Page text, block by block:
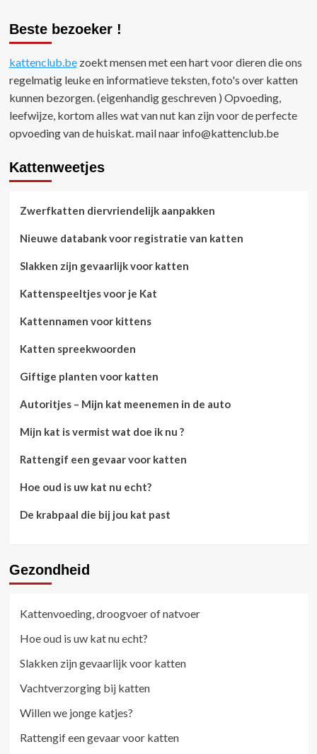
Beste bezoeker !
kattenclub.bezoekt mensen met een hart voor dieren die ons
regelmatig leuke en informatieve teksten, foto's over katten
kunnen bezorgen. (eigenhandig geschreven ) Opvoeding,
leefwijze, kortom alles wat van nut kan zijn voor de perfecte
opvoeding van de huiskat. mail naar info@kattenclub.be
Kattenweetjes
Zwerfkatten diervriendelijk aanpakken
Nieuwe databank voor registratie van katten
Slakken zijn gevaarlijk voor katten
Kattenspeeltjes voor je Kat
Kattennamen voor kittens
Katten spreekwoorden
Giftige planten voor katten
Autoritjes – Mijn kat meenemen in de auto
Mijn kat is vermist wat doe ik nu ?
Rattengif een gevaar voor katten
Hoe oud is uw kat nu echt?
De krabpaal die bij jou kat past
Gezondheid
Kattenvoeding, droogvoer of natvoer
Hoe oud is uw kat nu echt?
Slakken zijn gevaarlijk voor katten
Vachtverzorging bij katten
Willen we jonge katjes?
Rattengif een gevaar voor katten